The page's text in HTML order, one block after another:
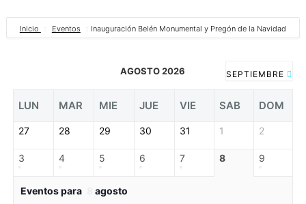
Inicio Eventos Inauguración Belén Monumental y Pregón de la Navidad
AGOSTO 2026 SEPTIEMBRE
LUN MAR MIE JUE VIE SAB DOM
27 28 29 30 31 1 2
3 4 5 6 7 8 9
Eventos para agosto